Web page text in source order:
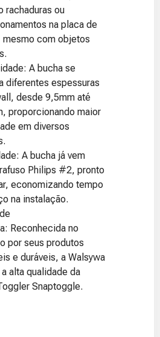
rachaduras ou
na placa de
mesmo com objetos
A bucha se
diferentes espessuras
desde 9,5mm até
proporcionando maior
em diversos
A bucha já vem
Philips #2, pronto
economizando tempo
na instalação.
Reconhecida no
por seus produtos
e duráveis, a Walsywa
alta qualidade da
Snaptoggle.